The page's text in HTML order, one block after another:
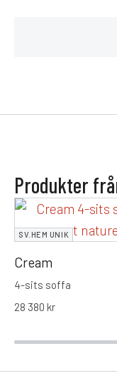
Produkter
SV.HEM UNIK
Cream
4-sits soffa
28 380 kr